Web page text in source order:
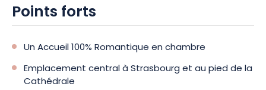
Points forts
Un Accueil 100% Romantique en chambre
Emplacement central à Strasbourg et au pied de la
Cathédrale